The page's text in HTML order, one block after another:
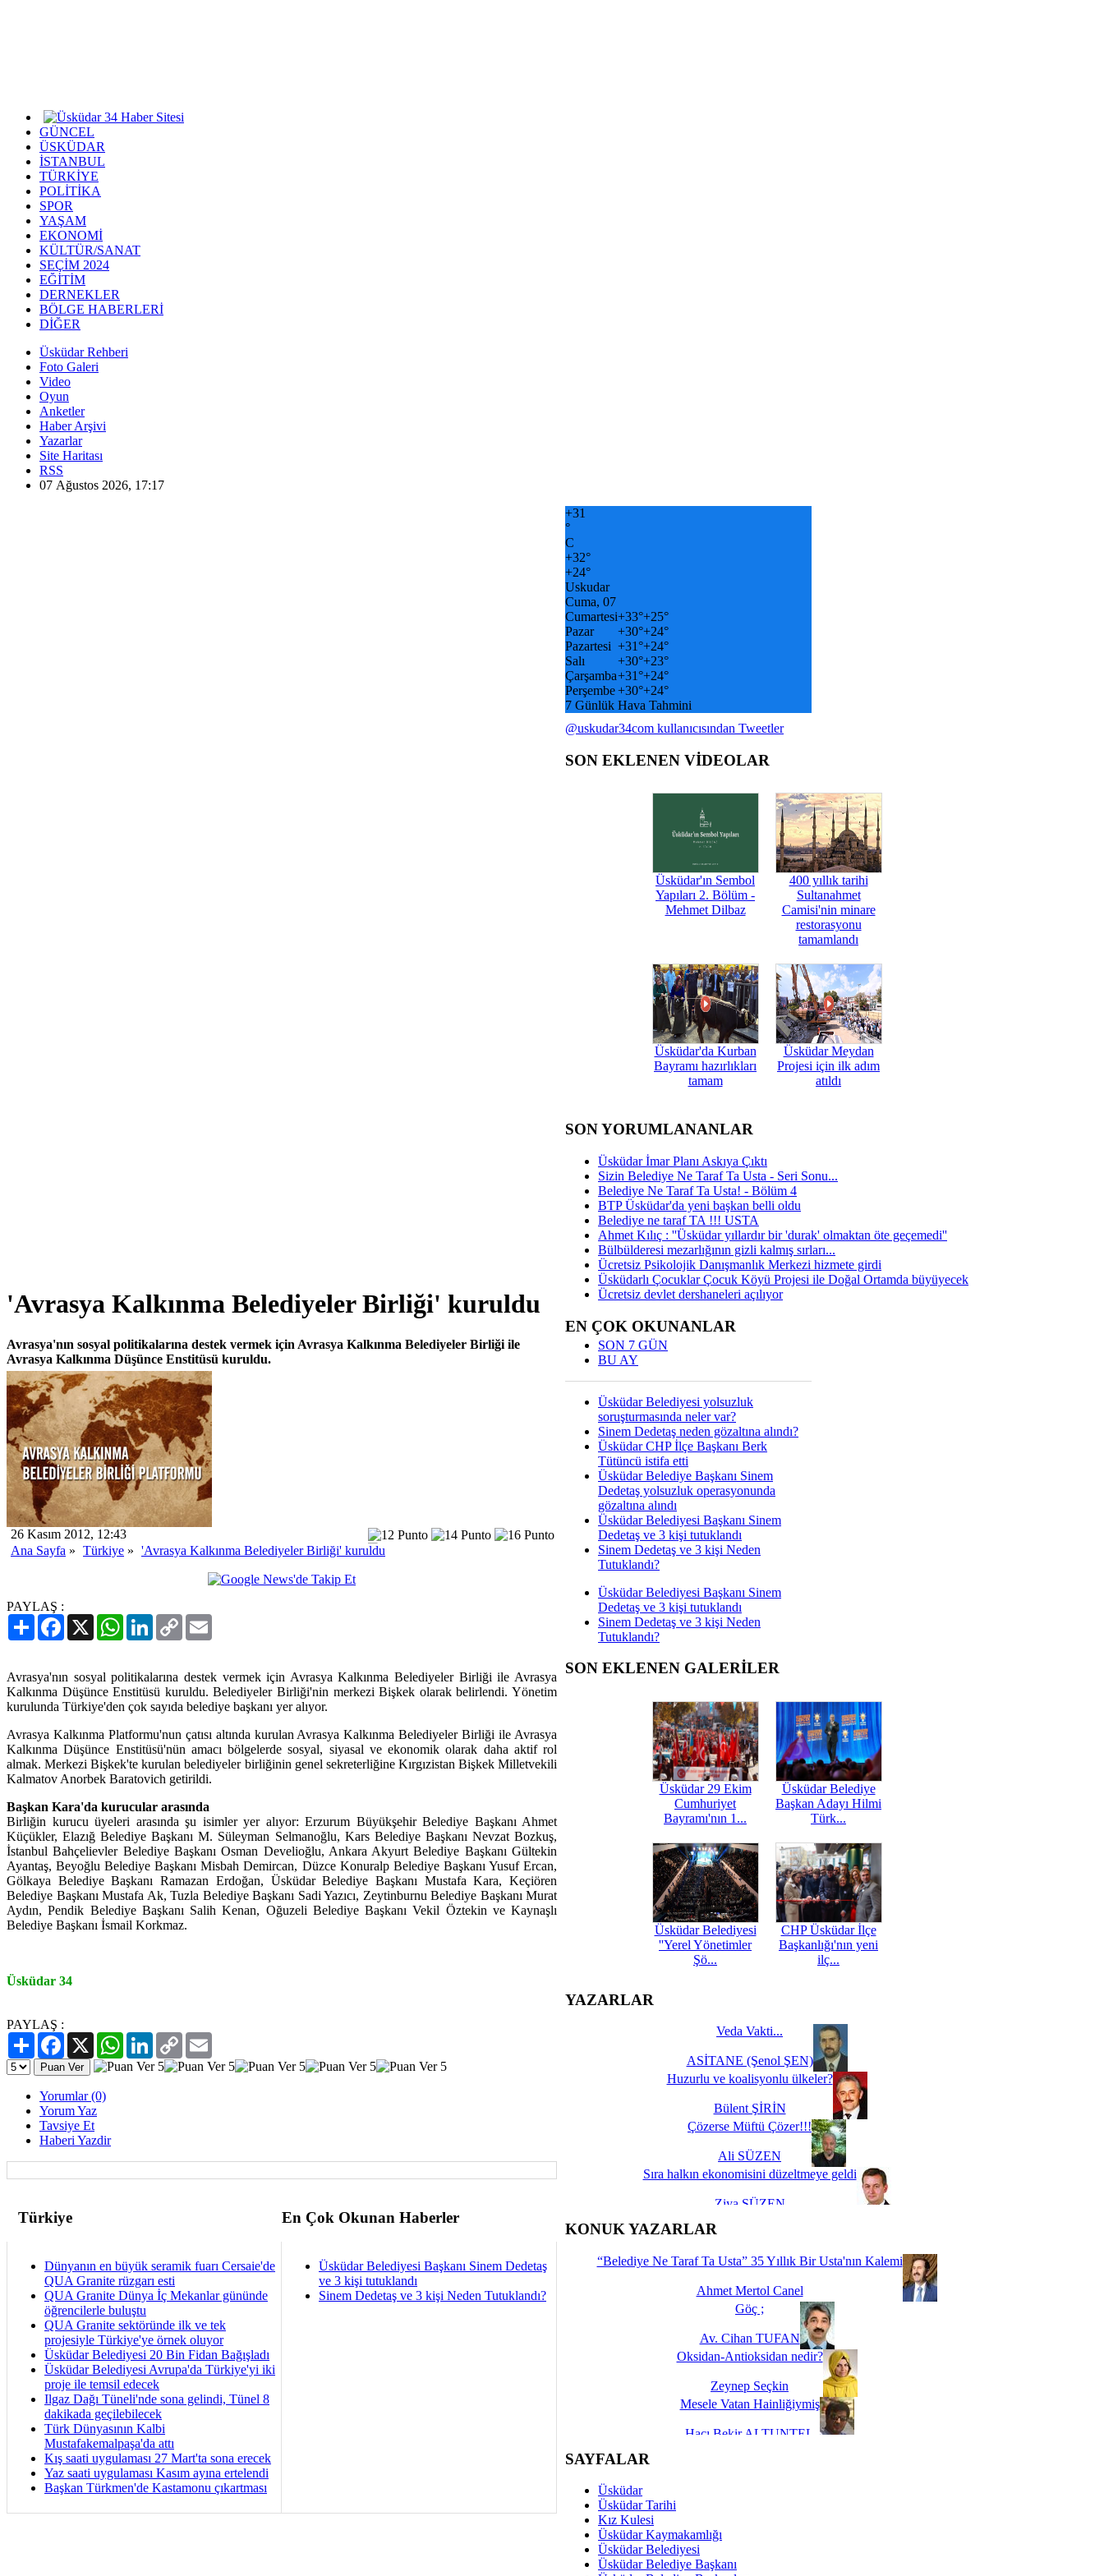
GÜNCEL
ÜSKÜDAR
İSTANBUL
TÜRKİYE
POLİTİKA
SPOR
YAŞAM
EKONOMİ
KÜLTÜR/SANAT
SEÇİM 2024
EĞİTİM
DERNEKLER
BÖLGE HABERLERİ
DİĞER
Üsküdar Rehberi
Foto Galeri
Video
Oyun
Anketler
Haber Arşivi
Yazarlar
Site Haritası
RSS
07 Ağustos 2026, 17:17
'Avrasya Kalkınma Belediyeler Birliği' kuruldu
Avrasya'nın sosyal politikalarına destek vermek için Avrasya Kalkınma Belediyeler Birliği ile
Avrasya Kalkınma Düşünce Enstitüsü kuruldu.
26 Kasım 2012, 12:43
Ana Sayfa » Türkiye » 'Avrasya Kalkınma Belediyeler Birliği' kuruldu
PAYLAŞ :
PaylaşFacebook
X WhatsAppLinkedIn
Copy
Link
Avrasya'nın sosyal politikalarına destek vermek için Avrasya Kalkınma Belediyeler Birliği ile Avrasya
Kalkınma Düşünce Enstitüsü kuruldu. Belediyeler Birliği'nin merkezi Bişkek olarak belirlendi. Yönetim
kurulunda Türkiye'den çok sayıda belediye başkanı yer alıyor.
Avrasya Kalkınma Platformu'nun çatısı altında kurulan Avrasya Kalkınma Belediyeler Birliği ile Avrasya
Kalkınma Düşünce Enstitüsü'nün amacı bölgelerde sosyal, siyasal ve ekonomik olarak daha aktif rol
almak. Merkezi Bişkek'te kurulan belediyeler birliğinin genel sekreterliğine Kırgızistan Bişkek Milletvekili
Kalmatov Anorbek Baratovich getirildi.
Başkan Kara'da kurucular arasında
Birliğin kurucu üyeleri arasında şu isimler yer alıyor: Erzurum Büyükşehir Belediye Başkanı Ahmet
Küçükler, Elazığ Belediye Başkanı M. Süleyman Selmanoğlu, Kars Belediye Başkanı Nevzat Bozkuş,
İstanbul Bahçelievler Belediye Başkanı Osman Develioğlu, Ankara Akyurt Belediye Başkanı Gültekin
Ayantaş, Beyoğlu Belediye Başkanı Misbah Demircan, Düzce Konuralp Belediye Başkanı Yusuf Ercan,
Gölkaya Belediye Başkanı Ramazan Erdoğan, Üsküdar Belediye Başkanı Mustafa Kara, Keçiören
Belediye Başkanı Mustafa Ak, Tuzla Belediye Başkanı Sadi Yazıcı, Zeytinburnu Belediye Başkanı Murat
Aydın, Pendik Belediye Başkanı Salih Kenan, Oğuzeli Belediye Başkanı Vekil Öztekin ve Kaynaşlı
Belediye Başkanı İsmail Korkmaz.
Üsküdar 34
PAYLAŞ :
PaylaşFacebook
X WhatsAppLinkedIn
Copy
Link
Yorumlar (0)
Yorum Yaz
Tavsiye Et
Haberi Yazdir
Türkiye En Çok Okunan Haberler
Dünyanın en büyük seramik fuarı Cersaie'de
QUA Granite rüzgarı esti
QUA Granite Dünya İç Mekanlar gününde
öğrencilerle buluştu
QUA Granite sektöründe ilk ve tek
projesiyle Türkiye'ye örnek oluyor
Üsküdar Belediyesi 20 Bin Fidan Bağışladı
Üsküdar Belediyesi Avrupa'da Türkiye'yi iki
proje ile temsil edecek
Ilgaz Dağı Tüneli'nde sona gelindi, Tünel 8
dakikada geçilebilecek
Türk Dünyasının Kalbi
Mustafakemalpaşa'da attı
Kış saati uygulaması 27 Mart'ta sona erecek
Yaz saati uygulaması Kasım ayına ertelendi
Başkan Türkmen'de Kastamonu çıkartması
Üsküdar Belediyesi Başkanı Sinem Dedetaş
ve 3 kişi tutuklandı
Sinem Dedetaş ve 3 kişi Neden Tutuklandı?
+31
°
C
+32°
+24°
Uskudar
Cuma, 07
Cumartesi+33°+25°
Pazar
+30°+24°
Pazartesi +31°+24°
Salı
+30°+23°
Çarşamba+31°+24°
Perşembe+30°+24°
7 Günlük Hava Tahmini
@uskudar34com kullanıcısından Tweetler
SON EKLENEN VİDEOLAR
Üsküdar'ın Sembol
Yapıları 2. Bölüm -
Mehmet Dilbaz
400 yıllık tarihi
Sultanahmet
Camisi'nin minare
restorasyonu
tamamlandı
Üsküdar'da Kurban
Bayramı hazırlıkları
tamam
Üsküdar Meydan
Projesi için ilk adım
atıldı
SON YORUMLANANLAR
Üsküdar İmar Planı Askıya Çıktı
Sizin Belediye Ne Taraf Ta Usta - Seri Sonu...
Belediye Ne Taraf Ta Usta! - Bölüm 4
BTP Üsküdar'da yeni başkan belli oldu
Belediye ne taraf TA !!! USTA
Ahmet Kılıç : ''Üsküdar yıllardır bir 'durak' olmaktan öte geçemedi''
Bülbülderesi mezarlığının gizli kalmış sırları...
Ücretsiz Psikolojik Danışmanlık Merkezi hizmete girdi
Üsküdarlı Çocuklar Çocuk Köyü Projesi ile Doğal Ortamda büyüyecek
Ücretsiz devlet dershaneleri açılıyor
EN ÇOK OKUNANLAR
SON 7 GÜN
BU AY
Üsküdar Belediyesi yolsuzluk
soruşturmasında neler var?
Sinem Dedetaş neden gözaltına alındı?
Üsküdar CHP İlçe Başkanı Berk
Tütüncü istifa etti
Üsküdar Belediye Başkanı Sinem
Dedetaş yolsuzluk operasyonunda
gözaltına alındı
Üsküdar Belediyesi Başkanı Sinem
Dedetaş ve 3 kişi tutuklandı
Sinem Dedetaş ve 3 kişi Neden
Tutuklandı?
Üsküdar Belediyesi Başkanı Sinem
Dedetaş ve 3 kişi tutuklandı
Sinem Dedetaş ve 3 kişi Neden
Tutuklandı?
SON EKLENEN GALERİLER
Üsküdar 29 Ekim
Cumhuriyet
Bayramı'nın 1...
Üsküdar Belediye
Başkan Adayı Hilmi
Türk...
Üsküdar Belediyesi
''Yerel Yönetimler
Şö...
CHP Üsküdar İlçe
Başkanlığı'nın yeni
ilç...
YAZARLAR
Veda Vakti...
ASİTANE (Şenol ŞEN)
Huzurlu ve koalisyonlu ülkeler?
Bülent ŞİRİN
Çözerse Müftü Çözer!!!
Ali SÜZEN
Sıra halkın ekonomisini düzeltmeye geldi
Ziya SÜZEN
İşte Biz buyuz...
KONUK YAZARLAR
“Belediye Ne Taraf Ta Usta” 35 Yıllık Bir Usta'nın Kalemi
Ahmet Mertol Canel
Göç ;
Av. Cihan TUFAN
Oksidan-Antioksidan nedir?
Zeynep Seçkin
Mesele Vatan Hainliğiymiş
Hacı Bekir ALTUNTEL
Dünya Fani, Ama Kısa Bir Süre De Olsa Burdayız
Savaş ŞENEL
Hukukun Adaleti Kalmadı Üstadım!
SAYFALAR
Üsküdar
Üsküdar Tarihi
Kız Kulesi
Üsküdar Kaymakamlığı
Üsküdar Belediyesi
Üsküdar Belediye Başkanı